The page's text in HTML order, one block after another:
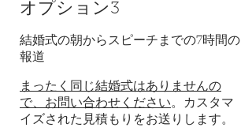
オプション3
結婚式の朝からスピーチまでの7時間の
報道
まったく同じ結婚式はありませんの
で、お問い合わせください。カスタマ
イズされた見積もりをお送りします。